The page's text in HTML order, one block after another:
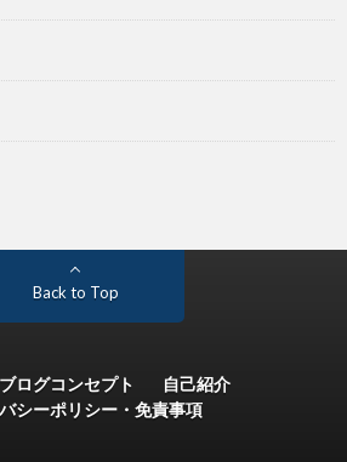
Back to Top
ブログコンセプト
自己紹介
シーポリシー・免責事項